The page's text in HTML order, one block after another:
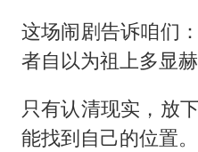
这场闹剧告诉咱们
者自以为祖上多显
只有认清现实，放
能找到自己的位置。